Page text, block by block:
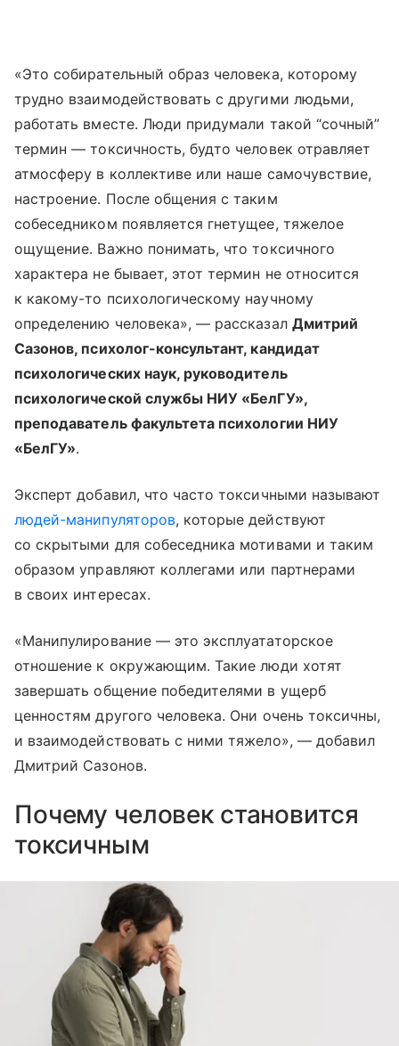
«Это собирательный образ человека, которому
трудно взаимодействовать с другими людьми,
работать вместе. Люди придумали такой “сочный”
термин — токсичность, будто человек отравляет
атмосферу в коллективе или наше самочувствие,
настроение. После общения с таким
собеседником появляется гнетущее, тяжелое
ощущение. Важно понимать, что токсичного
характера не бывает, этот термин не относится
к какому-то психологическому научному
определению человека», — рассказал Дмитрий
Сазонов, психолог-консультант, кандидат
психологических наук, руководитель
психологической службы НИУ «БелГУ»,
преподаватель факультета психологии НИУ
«БелГУ».
Эксперт добавил, что часто токсичными называют
людей-манипуляторов, которые действуют
со скрытыми для собеседника мотивами и таким
образом управляют коллегами или партнерами
в своих интересах.
«Манипулирование — это эксплуататорское
отношение к окружающим. Такие люди хотят
завершать общение победителями в ущерб
ценностям другого человека. Они очень токсичны,
и взаимодействовать с ними тяжело», — добавил
Дмитрий Сазонов.
Почему человек становится
токсичным